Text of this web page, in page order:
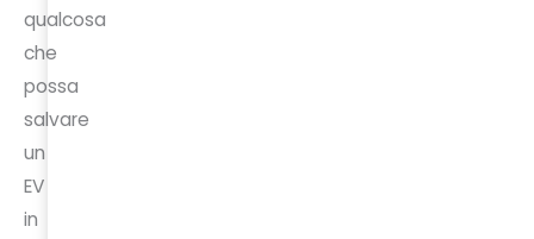
qualcosa
che
possa
salvare
un
EV
in